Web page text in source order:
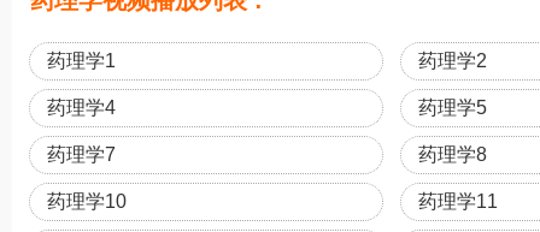
药理学1 药理学2
药理学4 药理学5
药理学7 药理学8
药理学10 药理学11